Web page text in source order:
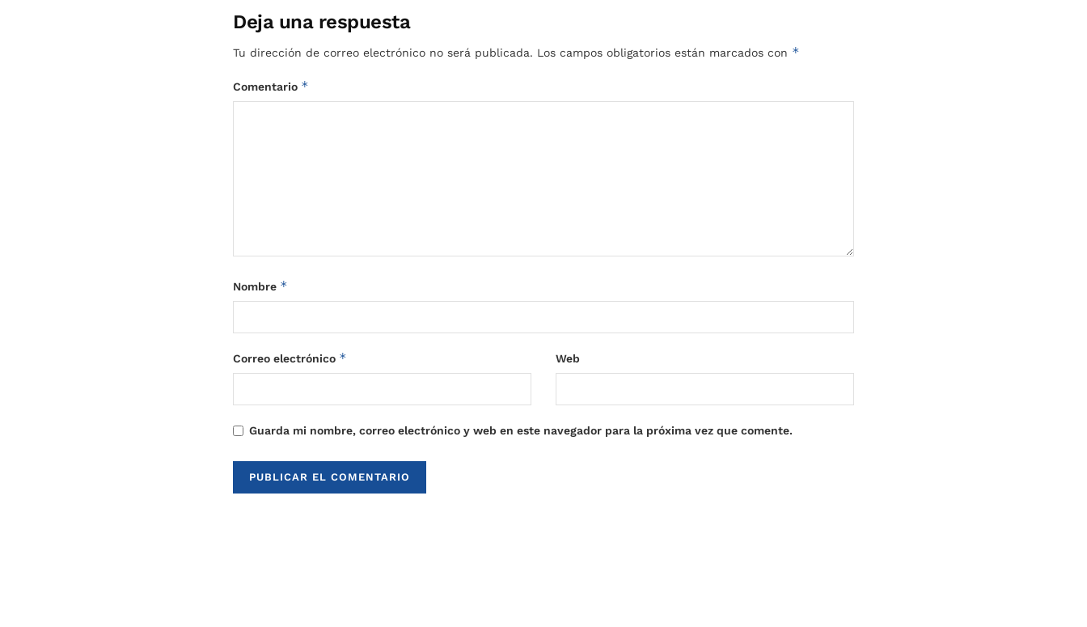
Deja una respuesta
Tu dirección de correo electrónico no será publicada. Los campos obligatorios están marcados con *
Comentario *
Nombre *
Correo electrónico * Web
Guarda mi nombre, correo electrónico y web en este navegador para la próxima vez que comente.